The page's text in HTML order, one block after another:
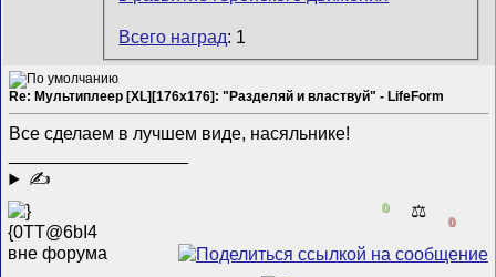
Всего наград: 1
Re: Мультиплеер [XL][176x176]: "Разделяй и властвуй" - LifeForm
Все сделаем в лучшем виде, насяльнике!
✍
0 ⚖️
0